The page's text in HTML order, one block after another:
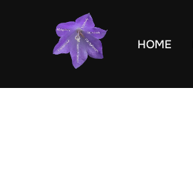
HOME